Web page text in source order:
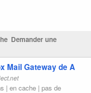
Demander une
Mail Gateway de A
| en cache | pas de